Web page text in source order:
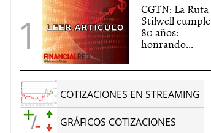
CGTN: La Ruta
Stilwell cumple
80 años:
honrando...
COTIZACIONES EN STREAMING
GRÁFICOS COTIZACIONES